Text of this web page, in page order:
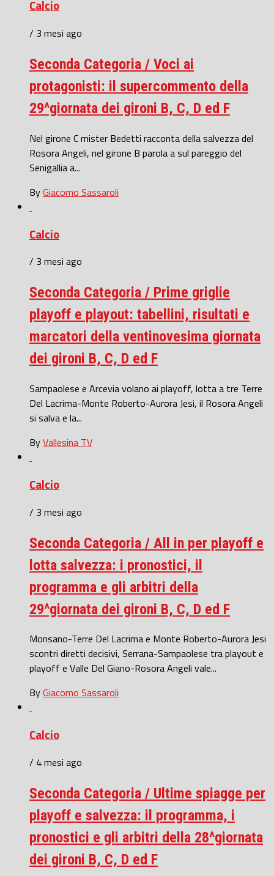
Calcio
/ 3 mesi ago
Seconda Categoria / Voci ai
protagonisti: il supercommento della
29^giornata dei gironi B, C, D ed F
Nel girone C mister Bedetti racconta della salvezza del
Rosora Angeli, nel girone B parola a sul pareggio del
Senigallia a...
ByGiacomo Sassaroli
Calcio
/ 3 mesi ago
Seconda Categoria / Prime griglie
playoff e playout: tabellini, risultati e
marcatori della ventinovesima giornata
dei gironi B, C, D ed F
Sampaolese e Arcevia volano ai playoff, lotta a tre Terre
Del Lacrima-Monte Roberto-Aurora Jesi, il Rosora Angeli
si salva e la...
ByVallesina TV
Calcio
/ 3 mesi ago
Seconda Categoria / All in per playoff e
lotta salvezza: i pronostici, il
programma e gli arbitri della
29^giornata dei gironi B, C, D ed F
Monsano-Terre Del Lacrima e Monte Roberto-Aurora Jesi
scontri diretti decisivi, Serrana-Sampaolese tra playout e
playoff e Valle Del Giano-Rosora Angeli vale...
ByGiacomo Sassaroli
Calcio
/ 4 mesi ago
Seconda Categoria / Ultime spiagge per
playoff e salvezza: il programma, i
pronostici e gli arbitri della 28^giornata
dei gironi B, C, D ed F